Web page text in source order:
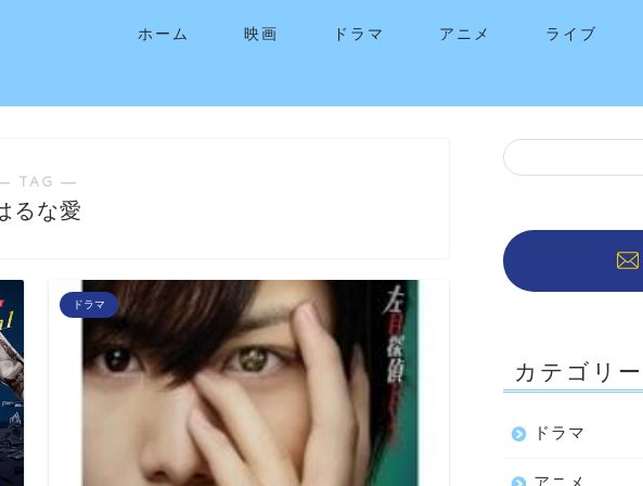
ホーム 映画 ドラマ アニメ ライブ
TAG ―
るな愛
ドラマ
カテゴリー
ドラマ